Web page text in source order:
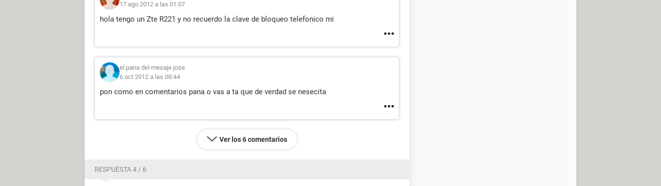
17 ago 2012 a las 01:07
hola tengo un Zte R221 y no recuerdo la clave de bloqueo telefonico mi
el pana del mesaje jose
6 oct 2012 a las 08:44
pon como en comentarios pana o vas a ta que de verdad se nesecita
Ver los 6 comentarios
RESPUESTA 4 / 6